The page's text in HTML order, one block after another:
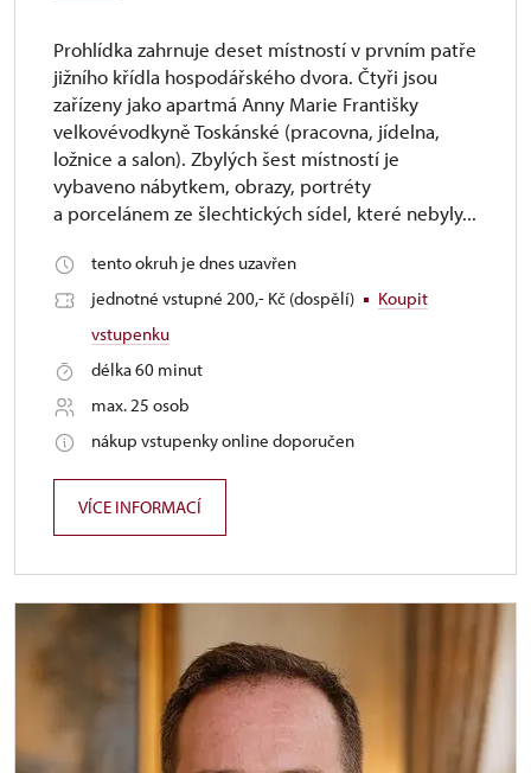
Prohlídka zahrnuje deset místností v prvním patře
jižního křídla hospodářského dvora. Čtyři jsou
zařízeny jako apartmá Anny Marie Františky
velkovévodkyně Toskánské (pracovna, jídelna,
ložnice a salon). Zbylých šest místností je
vybaveno nábytkem, obrazy, portréty
a porcelánem ze šlechtických sídel, které nebyly...
tento okruh je dnes uzavřen
jednotné vstupné 200,- Kč (dospělí)
Koupit
vstupenku
délka 60 minut
max. 25 osob
nákup vstupenky online doporučen
VÍCE INFORMACÍ